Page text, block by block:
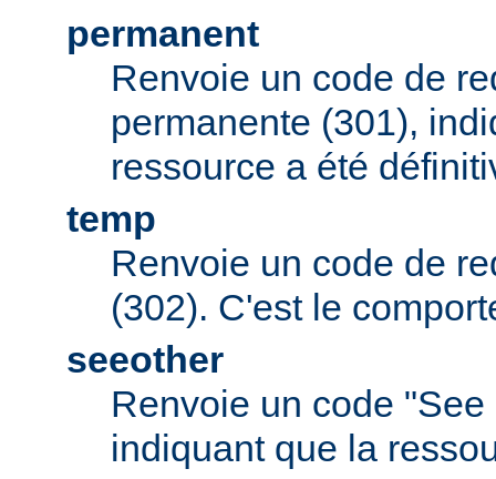
permanent
Renvoie un code de
permanente (301),
ressource a été
temp
Renvoie un code de
(302). C'est le
seeother
Renvoie un code
indiquant que la